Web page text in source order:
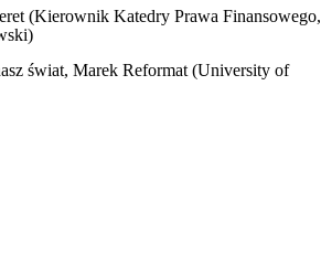
(Kierownik Katedry Prawa Finansowego,
świat, Marek Reformat (University of